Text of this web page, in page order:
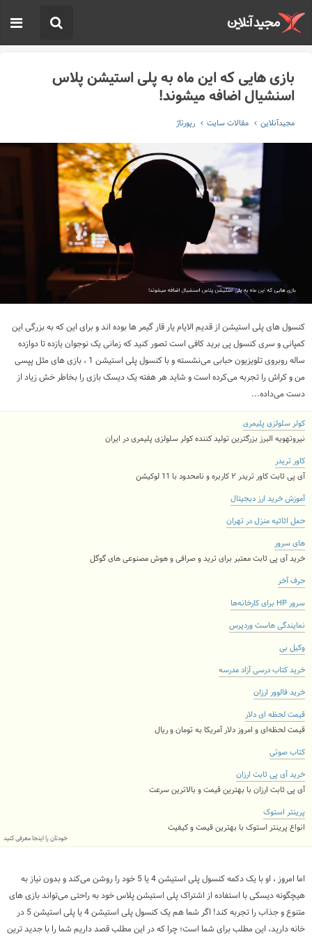
بازی هایی که این ماه به پلی استیشن پلاس
اسنشیال اضافه میشوند!
مجیدآنلاین مقالات سایت رپورتاژ
کنسول های پلی استیشن از قدیم الایام یار قار گیمر ها بوده اند و برای این که به بزرگی این
کمپانی و سری کنسول پی برید کافی است تصور کنید که زمانی یک نوجوان یازده تا دوازده
ساله روبروی تلویزیون حبابی می‌نشسته و با کنسول پلی استیشن 1 ، بازی های مثل پپسی
من و کراش را تجربه می‌کرده است و شاید هر هفته یک دیسک بازی را بخاطر خش زیاد از
دست می‌داده...
کولر سلولزی پلیمری
نیروتهویه البرز بزرگترین تولید کننده کولر سلولزی پلیمری در ایران
کاور تریدر
آی پی ثابت کاور تریدر ۲ کاربره و نامحدود با 11 لوکیشن
آموزش خرید ارز دیجیتال
حمل اثاثیه منزل در تهران
های سرور
خرید آی پی ثابت معتبر برای ترید و صرافی و هوش مصنوعی های گوگل
حرف آخر
سرور HP برای کارخانه‌ها
نمایندگی هاست وردپرس
وکیل بی
خرید کتاب درسی آزاد مدرسه
خرید فالوور ارزان
قیمت لحظه ای دلار
قیمت لحظه‌ای و امروز دلار آمریکا به تومان و ریال
کتاب صوتی
خرید آی پی ثابت ارزان
آی پی ثابت ارزان با بهترین قیمت و بالاترین سرعت
پرینتر استوک
انواع پرینتر استوک با بهترین قیمت و کیفیت
خودتان را اینجا معرفی کنید
اما امروز ، او با یک دکمه کنسول پلی استیشن 4 یا 5 خود را روشن می‌کند و بدون نیاز به
هیچگونه دیسکی با استفاده از اشتراک پلی استیشن پلاس خود به راحتی می‌تواند بازی های
متنوع و جذاب را تجربه کند! اگر شما هم یک کنسول پلی استیشن 4 یا پلی استیشن 5 در
خانه دارید، این مطلب برای شما است؛ چرا که در این مطلب قصد داریم شما را با جدید ترین